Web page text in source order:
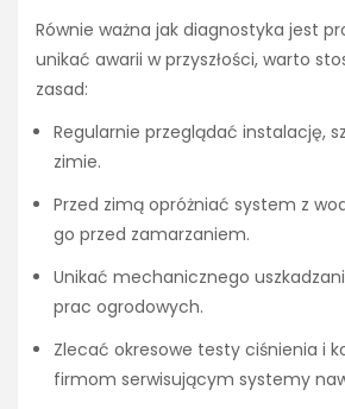
Równie ważna jak diagnostyka jest
unikać awarii w przyszłości, warto
zasad:
Regularnie przeglądać instalację,
zimie.
Przed zimą opróżniać system z
go przed zamarzaniem.
Unikać mechanicznego
prac ogrodowych.
Zlecać okresowe testy ciśnienia i
firmom serwisującym systemy